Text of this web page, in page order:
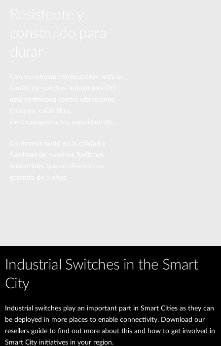
Industrial Switches in the Smart
City
Industrial switches play an important part in Smart Cities as they can
be deployed in more places to enable connectivity. Download our
resellers guide to find out more about this and how to get involved in
Smart City initiatives in your region.